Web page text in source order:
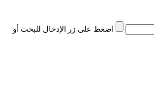
اضغط على زر الإدخال للبحث أو